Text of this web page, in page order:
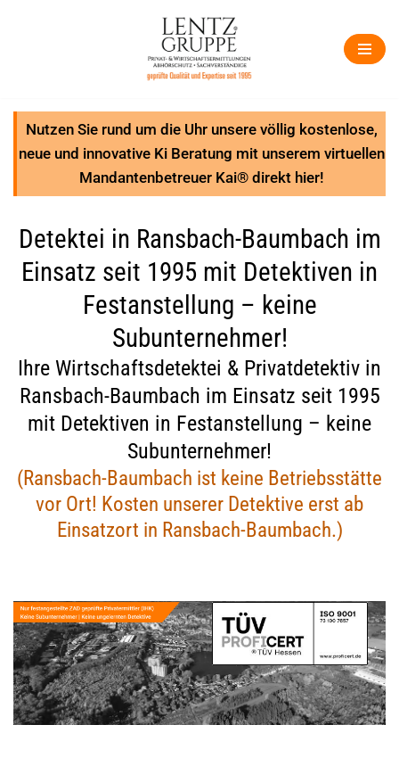
Nutzen Sie rund um die Uhr unsere völlig kostenlose,
neue und innovative Ki Beratung mit unserem virtuellen
Mandantenbetreuer Kai® direkt hier!
Detektei in Ransbach-Baumbach im
Einsatz seit 1995 mit Detektiven in
Festanstellung – keine
Subunternehmer!
Ihre Wirtschaftsdetektei & Privatdetektiv in
Ransbach-Baumbach im Einsatz seit 1995
mit Detektiven in Festanstellung – keine
Subunternehmer!
(Ransbach-Baumbach ist keine Betriebsstätte
vor Ort! Kosten unserer Detektive erst ab
Einsatzort in Ransbach-Baumbach.)